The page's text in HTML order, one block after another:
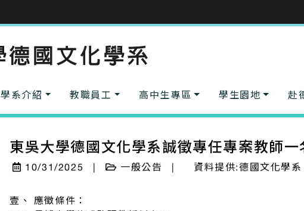
學系介紹 教職員工 高中生專區 學生園地 赴
東吳大學德國文化學系誠徵專任專案教師一
10/31/2025 | 一般公告 | 資料提供:德國文化學系
壹、 應徵條件：